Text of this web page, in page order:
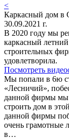
<
Каркасный дом в
30.09.2021 г.
В 2020 году мы
каркасный
строительных
удовлетворила.
Посмотреть
Мы попали в 6ю
«Лесничий»,
данной фирмы мы
строить дом в
данной фирмы
очень грамотные
в…